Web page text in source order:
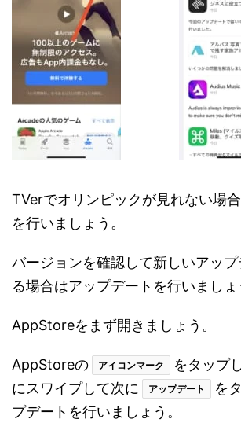
TVerでオリンピックが見れない場
を行いましょう。
バージョンを確認して新しいアッ
る場合はアップデートを行いましょ
AppStoreをまず開きましょう。
AppStoreの アイコンマーク
をタップ
にスワイプして次に
アップデート
を
プデートを行いましょう。